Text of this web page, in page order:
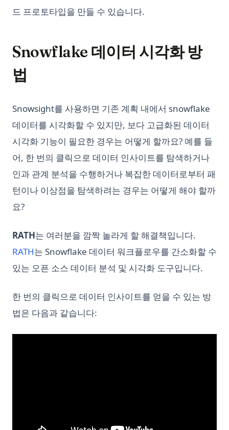
드 프로토타입을 만들 수 있습니다.
Snowflake 데이터 시각화 방
법
Snowsight를 사용하면 기존 계획 내에서 snowflake
데이터를 시각화할 수 있지만, 보다 고급화된 데이터
시각화 기능이 필요한 경우는 어떻게 할까요? 예를 들
어, 한 번의 클릭으로 데이터 인사이트를 탐색하거나
인과 관계 분석을 수행하거나 복잡한 데이터로부터 패
턴이나 이상점을 탐색하려는 경우는 어떻게 해야 할까
요?
RATH는 여러분을 깜짝 놀라게 할 해결책입니다.
RATH(opens in a new tab)
는 Snowflake 데이터 워크플로우를 간소화할 수
있는 오픈 소스 데이터 분석 및 시각화 도구입니다.
한 번의 클릭으로 데이터 인사이트를 얻을 수 있는 방
법은 다음과 같습니다: